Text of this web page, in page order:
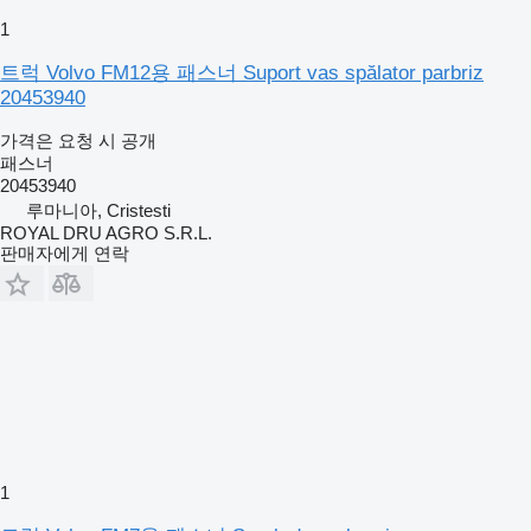
1
트럭 Volvo FM12용 패스너 Suport vas spălator parbriz
20453940
가격은 요청 시 공개
패스너
20453940
루마니아, Cristesti
ROYAL DRU AGRO S.R.L.
판매자에게 연락
1